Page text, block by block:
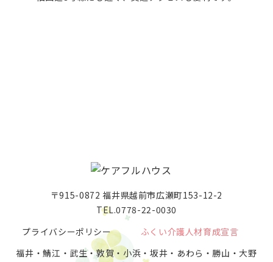
〒915-0872 福井県越前市広瀬町153-12-2
TEL.0778-22-0030
プライバシーポリシー
ふくい介護人材育成宣言
福井・鯖江・武生・敦賀・小浜・坂井・あわら・勝山・大野